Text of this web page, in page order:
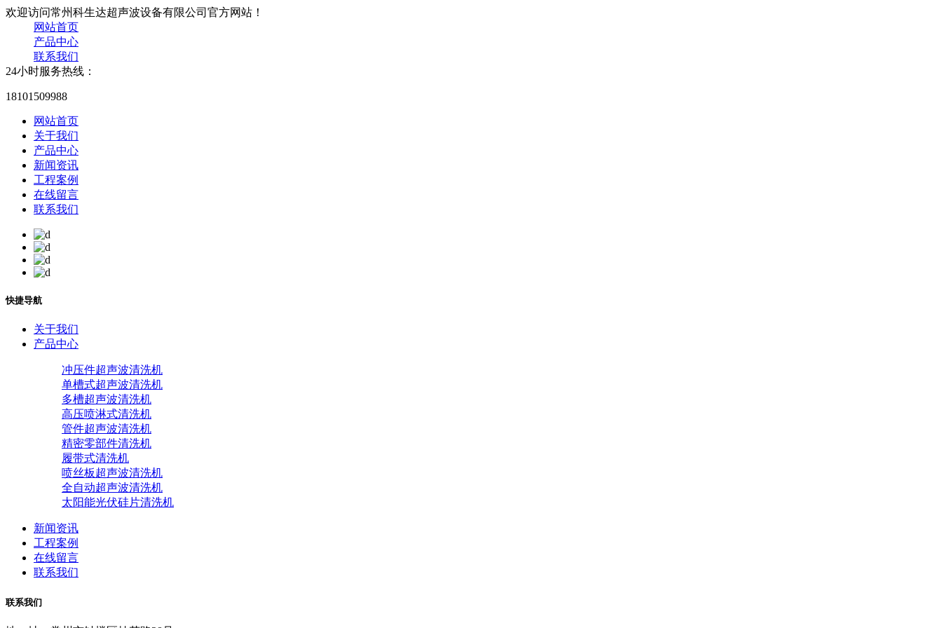
欢迎访问常州科生达超声波设备有限公司官方网站！
网站首页
产品中心
联系我们
24小时服务热线：
18101509988
网站首页
关于我们
产品中心
新闻资讯
工程案例
在线留言
联系我们
快捷导航
关于我们
产品中心
冲压件超声波清洗机
单槽式超声波清洗机
多槽超声波清洗机
高压喷淋式清洗机
管件超声波清洗机
精密零部件清洗机
履带式清洗机
喷丝板超声波清洗机
全自动超声波清洗机
太阳能光伏硅片清洗机
新闻资讯
工程案例
在线留言
联系我们
联系我们